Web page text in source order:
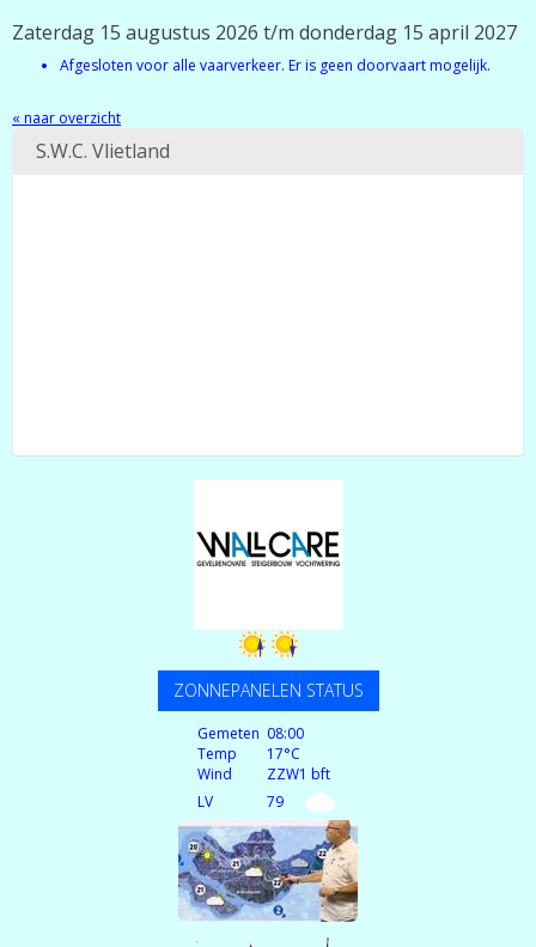
Zaterdag 15 augustus 2026 t/m donderdag 15 april 2027
Afgesloten voor alle vaarverkeer. Er is geen doorvaart mogelijk.
« naar overzicht
S.W.C. Vlietland
ZONNEPANELEN STATUS
Gemeten 08:00
Temp
17°C
Wind
ZZW1 bft
LV
79